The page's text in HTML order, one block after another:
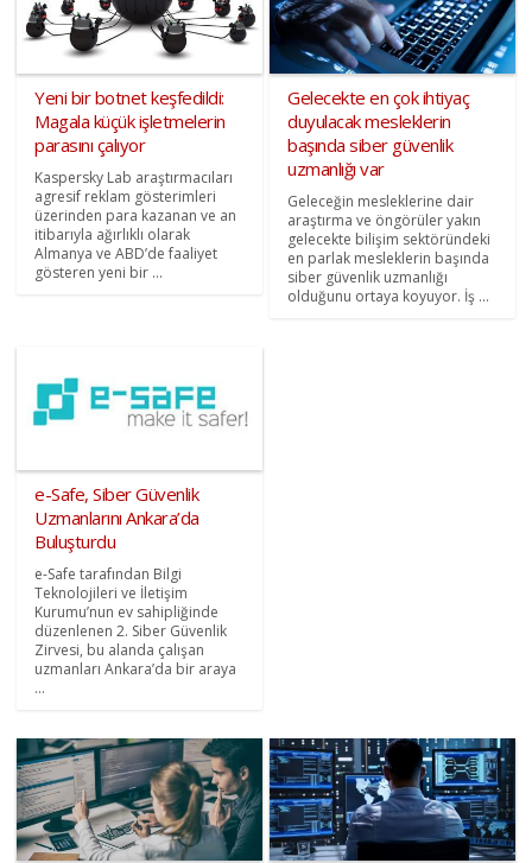
Yeni bir botnet keşfedildi:
Magala küçük işletmelerin
parasını çalıyor
Kaspersky Lab araştırmacıları
agresif reklam gösterimleri
üzerinden para kazanan ve an
itibarıyla ağırlıklı olarak
Almanya ve ABD’de faaliyet
gösteren yeni bir ...
Gelecekte en çok ihtiyaç
duyulacak mesleklerin
başında siber güvenlik
uzmanlığı var
Geleceğin mesleklerine dair
araştırma ve öngörüler yakın
gelecekte bilişim sektöründeki
en parlak mesleklerin başında
siber güvenlik uzmanlığı
olduğunu ortaya koyuyor. İş ...
e-Safe, Siber Güvenlik
Uzmanlarını Ankara’da
Buluşturdu
e-Safe tarafından Bilgi
Teknolojileri ve İletişim
Kurumu’nun ev sahipliğinde
düzenlenen 2. Siber Güvenlik
Zirvesi, bu alanda çalışan
uzmanları Ankara’da bir araya
...